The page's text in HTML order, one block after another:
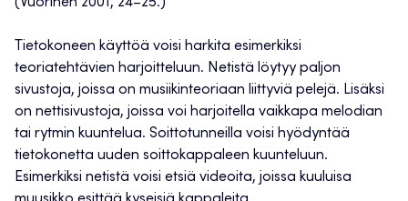
(Vuorinen 2001, 24–25.)
Tietokoneen käyttöä voisi harkita esimerkiksi
teoriatehtävien harjoitteluun. Netistä löytyy paljon
sivustoja, joissa on musiikinteoriaan liittyviä pelejä. Lisäksi
on nettisivustoja, joissa voi harjoitella vaikkapa melodian
tai rytmin kuuntelua. Soittotunneilla voisi hyödyntää
tietokonetta uuden soittokappaleen kuunteluun.
Esimerkiksi netistä voisi etsiä videoita, joissa kuuluisa